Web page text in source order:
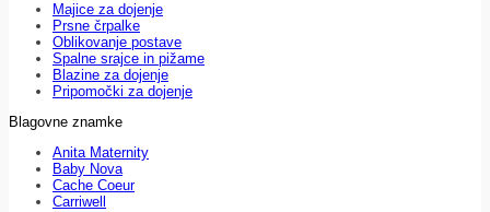
Majice za dojenje
Prsne črpalke
Oblikovanje postave
Spalne srajce in pižame
Blazine za dojenje
Pripomočki za dojenje
Blagovne znamke
Anita Maternity
Baby Nova
Cache Coeur
Carriwell